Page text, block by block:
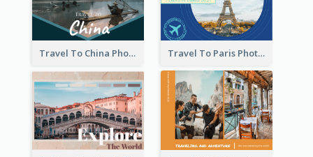
Travel To China Photo Book Travel To Paris Photo Book